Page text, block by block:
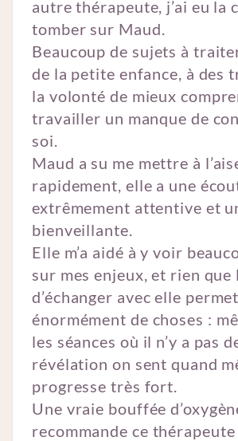
autre thérapeute, j’ai eu la
tomber sur Maud.
Beaucoup de sujets à
de la petite enfance, à des
la volonté de mieux
travailler un manque de
soi.
Maud a su me mettre à
rapidement, elle a une
extrêmement attentive et
bienveillante.
Elle m’a aidé à y voir
sur mes enjeux, et rien
d’échanger avec elle
énormément de choses :
les séances où il n’y a pas
révélation on sent quand
progresse très fort.
Une vraie bouffée
recommande ce